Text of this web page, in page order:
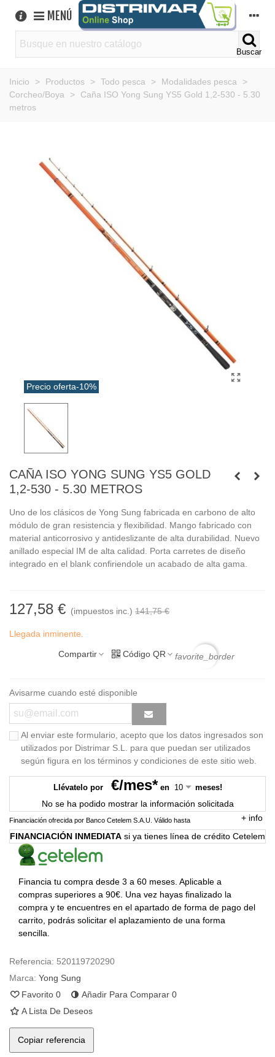
MENÚ
Buscar
Inicio > Productos > Todo pesca > Modalidades pesca
>
Corcheo/Boya
>
Caña ISO Yong Sung YS5 Gold 1,2-530 - 5.30
metros
Precio oferta-10%
CAÑA ISO YONG SUNG YS5 GOLD
1,2-530 - 5.30 METROS
Uno de los clásicos de Yong Sung fabricada en carbono de alto
módulo de gran resistencia y flexibilidad. Mango fabricado con
material anticorrosivo y antideslizante de alta durabilidad. Nuevo
anillado especial IM de alta calidad. Porta carretes de diseño
integrado en el blank confiriendole un acabado de alta gama.
127,58 € (impuestos inc.) 141,75 €
Llegada inminente.
Compartir Código QR favorite_border
Avisarme cuando esté disponible
Al enviar este formulario, acepto que los datos ingresados son
utilizados por Distrimar S.L. para que puedan ser utilizados
según figura en los términos y condiciones de este sitio web.
Llévatelo por €/mes*en meses!
No se ha podido mostrar la información solicitada
Financiación ofrecida por Banco Cetelem S.A.U. Válido hasta + info
FINANCIACIÓN INMEDIATA si ya tienes línea de crédito Cetelem
Financia tu compra desde 3 a 60 meses. Aplicable a
compras superiores a 90€. Una vez hayas finalizado la
compra y te encuentres en el apartado de forma de pago del
carrito, podrás solicitar el aplazamiento de una forma
sencilla.
Referencia: 520119720290
Marca: Yong Sung
Favorito 0 Añadir Para Comparar 0
A Lista De Deseos
Copiar referencia